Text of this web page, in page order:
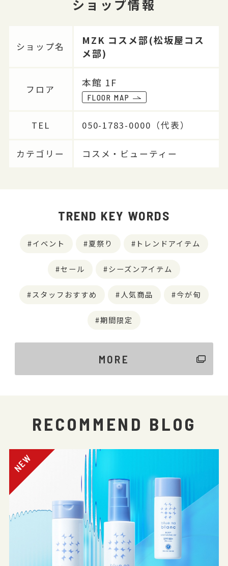
ショップ情報
ショップ名
MZK コスメ部(松坂屋コス
メ部)
フロア
本館 1F
FLOOR MAP
TEL 050-1783-0000（代表）
カテゴリー コスメ・ビューティー
TREND KEY WORDS
イベント 夏祭り トレンドアイテム
セール シーズンアイテム
スタッフおすすめ 人気商品 今が旬
期間限定
MORE
RECOMMEND BLOG